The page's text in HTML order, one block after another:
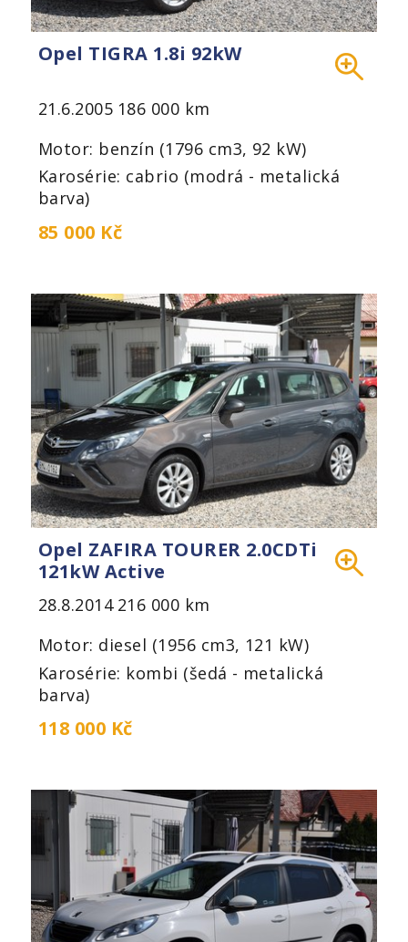
Opel TIGRA 1.8i 92kW
21.6.2005 186 000 km
Motor: benzín (1796 cm3, 92 kW)
Karosérie: cabrio (modrá - metalická
barva)
85 000 Kč
Opel ZAFIRA TOURER 2.0CDTi
121kW Active
28.8.2014 216 000 km
Motor: diesel (1956 cm3, 121 kW)
Karosérie: kombi (šedá - metalická
barva)
118 000 Kč